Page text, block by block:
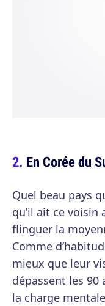
En Corée du
Quel beau pays
qu’il ait ce
flinguer la
Comme
mieux que leur
dépassent les 90
la charge